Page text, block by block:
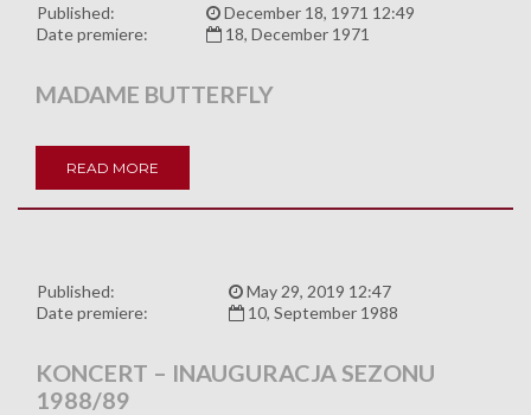
Published:
December 18, 1971 12:49
Date premiere:
18, December 1971
MADAME BUTTERFLY
READ MORE
Published:
May 29, 2019 12:47
Date premiere:
10, September 1988
KONCERT – INAUGURACJA SEZONU
1988/89